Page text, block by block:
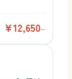
¥12,650〜